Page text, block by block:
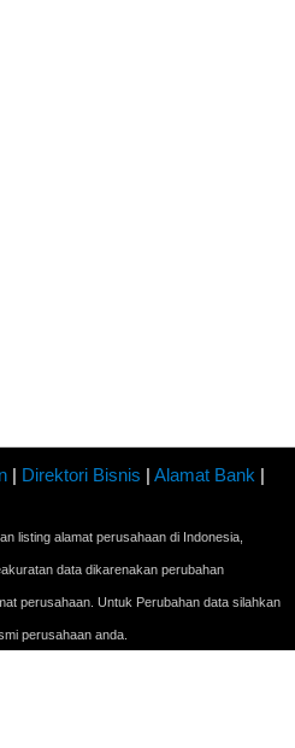
| Direktori Bisnis | Alamat Bank |
listing alamat perusahaan di Indonesia,
data dikarenakan perubahan
perusahaan. Untuk Perubahan data silahkan
perusahaan anda.